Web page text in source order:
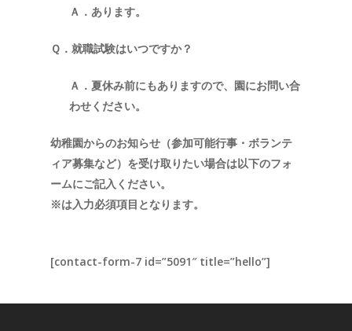
Ａ．あります。
Ｑ．就職試験はいつですか？
Ａ．夏休み前にもありますので、園にお問い合
わせください。
幼稚園からのお知らせ（参加可能行事・ボランテ
ィア募集など） を受け取りたい場合は以下のフォ
ームにご記入ください。
※は入力必須項目となります。
[contact-form-7 id=”5091″ title=”hello”]